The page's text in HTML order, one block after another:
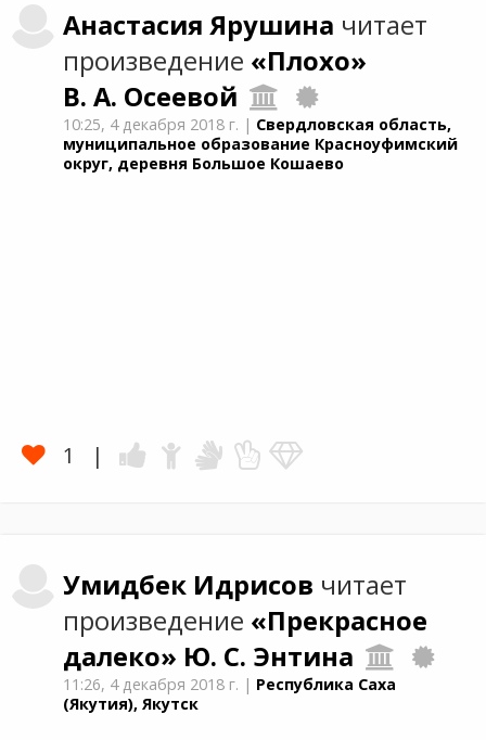
Анастасия Ярушина читает
произведение «Плохо»
В. А. Осеевой
10:25, 4 декабря 2018 г. | Свердловская область,
муниципальное образование Красноуфимский
округ, деревня Большое Кошаево
1
Умидбек Идрисов читает
произведение «Прекрасное
далеко» Ю. С. Энтина
11:26, 4 декабря 2018 г. | Республика Саха
(Якутия), Якутск